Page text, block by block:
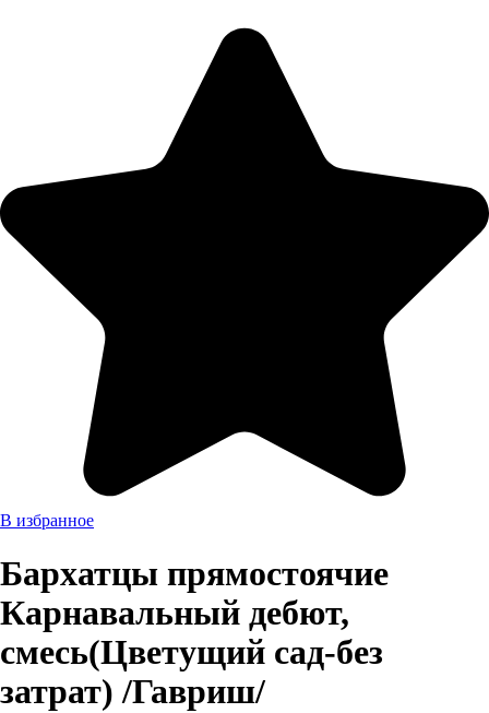
В избранное
Бархатцы прямостоячие
Карнавальный дебют,
смесь(Цветущий сад-без
затрат) /Гавриш/